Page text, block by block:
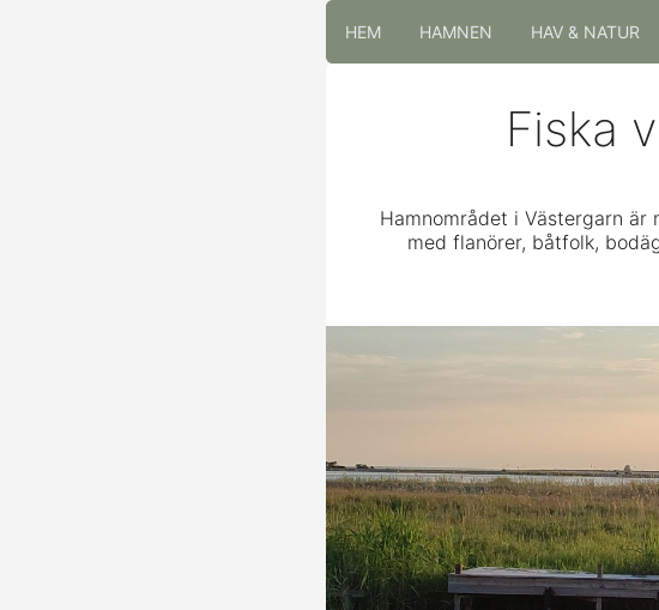
HEM HAMNEN HAV & NATUR
Fiska
Hamnområdet i Västergarn
med flanörer, båtfolk,